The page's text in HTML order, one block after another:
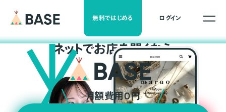
無料ではじめる ログイン
ネットでお店を開くなら
月額費用0円